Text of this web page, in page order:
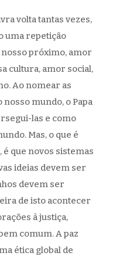
volta tantas vezes,
uma repetição
próximo, amor
cultura, amor social,
Ao nomear as
mundo, o Papa
las e como
Mas, o que é
que novos sistemas
ideias devem ser
devem ser
de isto acontecer
à justiça,
comum. A paz
ética global de